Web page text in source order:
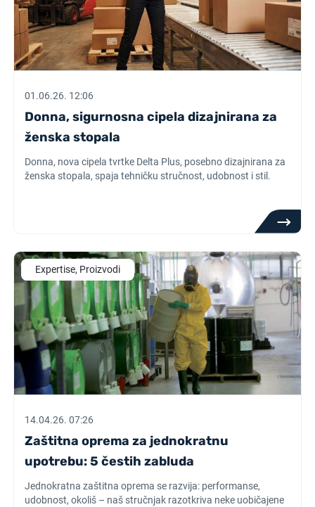
01.06.26. 12:06
Donna, sigurnosna cipela dizajnirana za
ženska stopala
Donna, nova cipela tvrtke Delta Plus, posebno dizajnirana za
ženska stopala, spaja tehničku stručnost, udobnost i stil.
Expertise, Proizvodi
14.04.26. 07:26
Zaštitna oprema za jednokratnu
upotrebu: 5 čestih zabluda
Jednokratna zaštitna oprema se razvija: performanse,
udobnost, okoliš – naš stručnjak razotkriva neke uobičajene